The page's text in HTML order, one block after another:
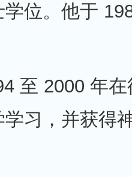
位。他于
至 2000 年
习，并获得